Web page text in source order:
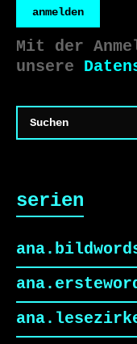
anmelden
Mit der
unsere
serien